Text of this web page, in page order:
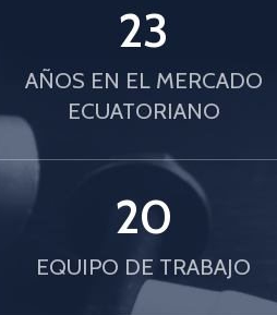
23
AÑOS EN EL MERCADO
ECUATORIANO
20
EQUIPO DE TRABAJO